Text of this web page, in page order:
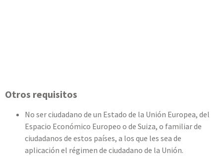
Otros requisitos
No ser ciudadano de un Estado de la Unión Europea, del
Espacio Económico Europeo o de Suiza, o familiar de
ciudadanos de estos países, a los que les sea de
aplicación el régimen de ciudadano de la Unión.